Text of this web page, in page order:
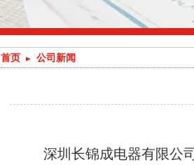
首页 公司新闻
深圳长锦成电器有限公司